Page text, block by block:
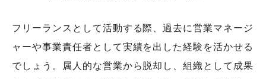
フリーランスとして活動する際、過去に営業マネージ
ャーや事業責任者として実績を出した経験を活かせる
でしょう。属人的な営業から脱却し、組織として成果